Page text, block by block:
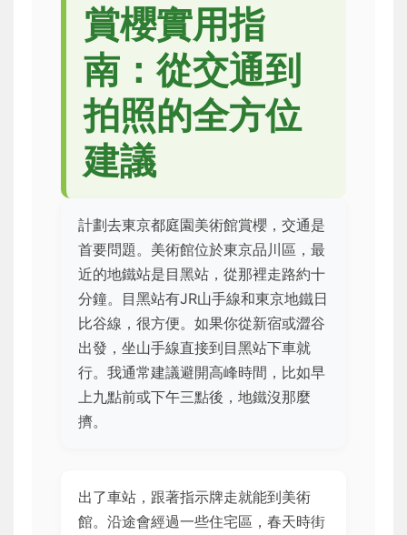
賞櫻實用指
南：從交通到
拍照的全方位
建議
計劃去東京都庭園美術館賞櫻，交通是
首要問題。美術館位於東京品川區，最
近的地鐵站是目黑站，從那裡走路約十
分鐘。目黑站有JR山手線和東京地鐵日
比谷線，很方便。如果你從新宿或澀谷
出發，坐山手線直接到目黑站下車就
行。我通常建議避開高峰時間，比如早
上九點前或下午三點後，地鐵沒那麼
擠。
出了車站，跟著指示牌走就能到美術
館。沿途會經過一些住宅區，春天時街